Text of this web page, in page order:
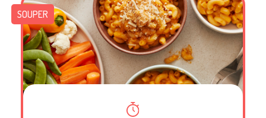
Le
SOUPER